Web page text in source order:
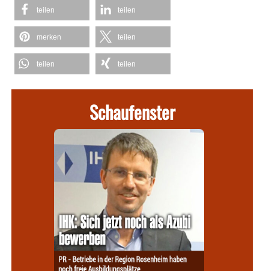
teilen teilen
merken teilen
teilen teilen
Schaufenster